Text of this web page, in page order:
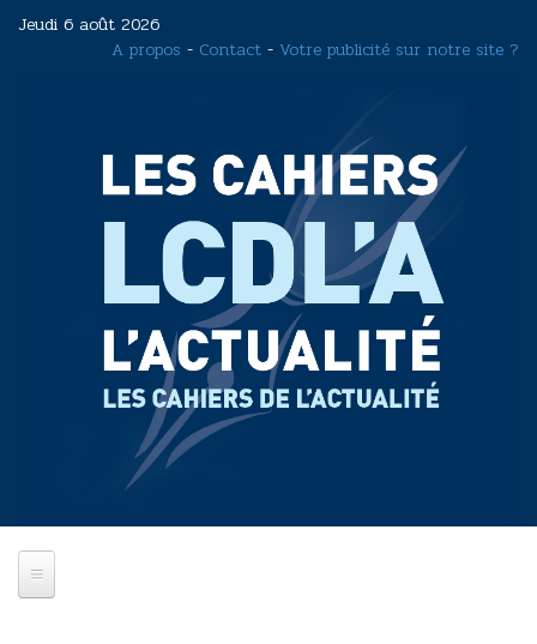
Jeudi 6 août 2026
A propos - Contact - Votre publicité sur notre site ?